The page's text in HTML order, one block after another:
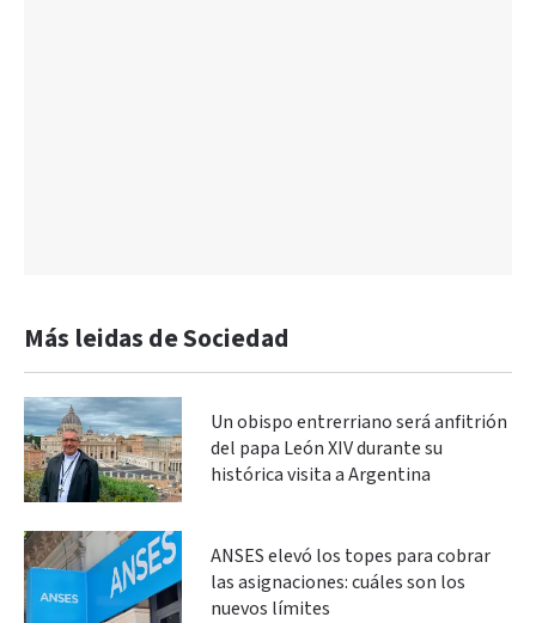
Más leidas de Sociedad
Un obispo entrerriano será anfitrión
del papa León XIV durante su
histórica visita a Argentina
ANSES elevó los topes para cobrar
las asignaciones: cuáles son los
nuevos límites